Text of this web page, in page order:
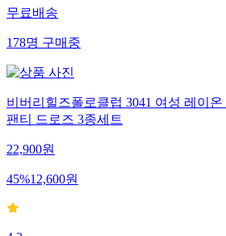
무료배송
178명구매중
비버리힐즈폴로클럽 3041 여성 레이
팬티 드로즈 3종세트
22,900원
45%12,600원